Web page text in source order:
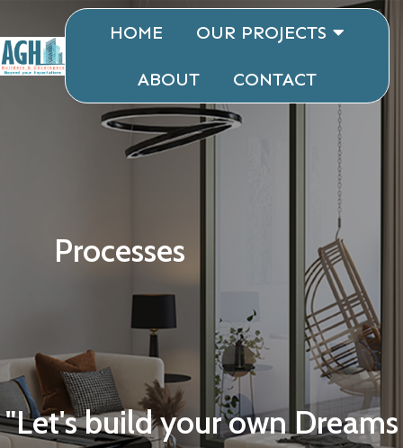
HOME OUR PROJECTS
ABOUT CONTACT
Processes
"Let's build your own Dreams